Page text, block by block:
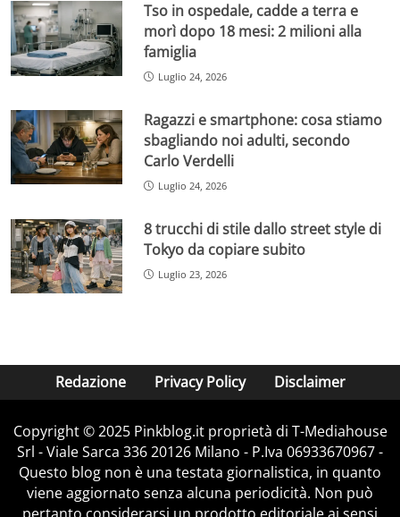
Tso in ospedale, cadde a terra e
morì dopo 18 mesi: 2 milioni alla
famiglia
Luglio 24, 2026
Ragazzi e smartphone: cosa stiamo
sbagliando noi adulti, secondo
Carlo Verdelli
Luglio 24, 2026
8 trucchi di stile dallo street style di
Tokyo da copiare subito
Luglio 23, 2026
Redazione Privacy Policy Disclaimer
Copyright © 2025 Pinkblog.it proprietà di T-Mediahouse
Srl - Viale Sarca 336 20126 Milano - P.Iva 06933670967 -
Questo blog non è una testata giornalistica, in quanto
viene aggiornato senza alcuna periodicità. Non può